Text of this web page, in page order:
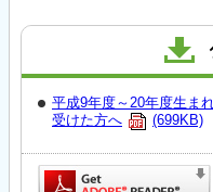
平成9年度～20年度生ま
受けた方へ
(699KB)